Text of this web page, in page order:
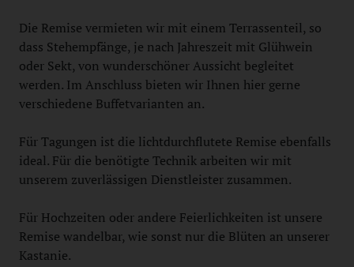
Die Remise vermieten wir mit einem Terrassenteil, so
dass Stehempfänge, je nach Jahreszeit mit Glühwein
oder Sekt, von wunderschöner Aussicht begleitet
werden. Im Anschluss bieten wir Ihnen hier gerne
verschiedene Buffetvarianten an.
Für Tagungen ist die lichtdurchflutete Remise ebenfalls
ideal. Für die benötigte Technik arbeiten wir mit
unserem zuverlässigen Dienstleister zusammen.
Für Hochzeiten oder andere Feierlichkeiten ist unsere
Remise wandelbar, wie sonst nur die Blüten an unserer
Kastanie.